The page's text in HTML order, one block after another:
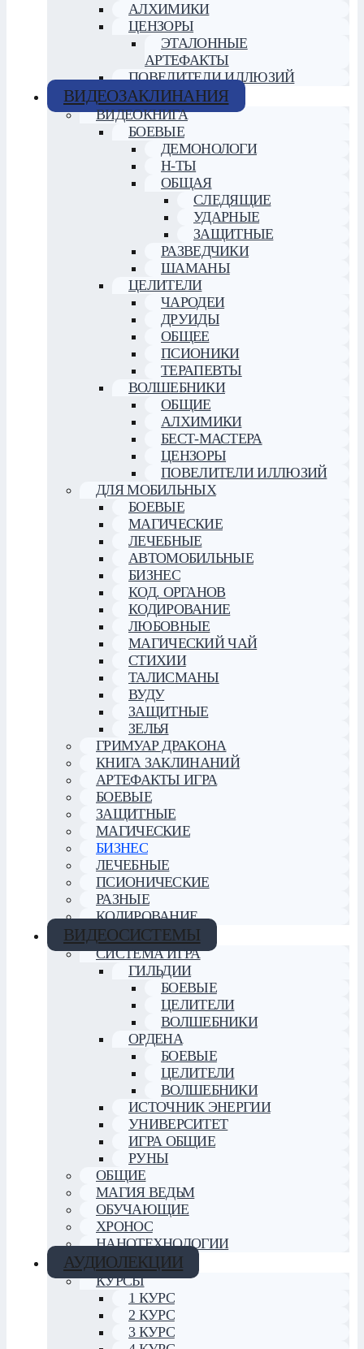
АЛХИМИКИ
ЦЕНЗОРЫ
ЭТАЛОННЫЕ
АРТЕФАКТЫ
ПОВЕЛИТЕЛИ ИЛЛЮЗИЙ
ВИДЕОЗАКЛИНАНИЯ
ВИДЕОКНИГА
БОЕВЫЕ
ДЕМОНОЛОГИ
Н-ТЫ
ОБЩАЯ
СЛЕДЯЩИЕ
УДАРНЫЕ
ЗАЩИТНЫЕ
РАЗВЕДЧИКИ
ШАМАНЫ
ЦЕЛИТЕЛИ
ЧАРОДЕИ
ДРУИДЫ
ОБЩЕЕ
ПСИОНИКИ
ТЕРАПЕВТЫ
ВОЛШЕБНИКИ
ОБЩИЕ
АЛХИМИКИ
БЕСТ-МАСТЕРА
ЦЕНЗОРЫ
ПОВЕЛИТЕЛИ ИЛЛЮЗИЙ
ДЛЯ МОБИЛЬНЫХ
БОЕВЫЕ
МАГИЧЕСКИЕ
ЛЕЧЕБНЫЕ
АВТОМОБИЛЬНЫЕ
БИЗНЕС
КОД. ОРГАНОВ
КОДИРОВАНИЕ
ЛЮБОВНЫЕ
МАГИЧЕСКИЙ ЧАЙ
СТИХИИ
ТАЛИСМАНЫ
ВУДУ
ЗАЩИТНЫЕ
ЗЕЛЬЯ
ГРИМУАР ДРАКОНА
КНИГА ЗАКЛИНАНИЙ
АРТЕФАКТЫ ИГРА
БОЕВЫЕ
ЗАЩИТНЫЕ
МАГИЧЕСКИЕ
БИЗНЕС
ЛЕЧЕБНЫЕ
ПСИОНИЧЕСКИЕ
РАЗНЫЕ
КОДИРОВАНИЕ
ВИДЕОСИСТЕМЫ
СИСТЕМА ИГРА
ГИЛЬДИИ
БОЕВЫЕ
ЦЕЛИТЕЛИ
ВОЛШЕБНИКИ
ОРДЕНА
БОЕВЫЕ
ЦЕЛИТЕЛИ
ВОЛШЕБНИКИ
ИСТОЧНИК ЭНЕРГИИ
УНИВЕРСИТЕТ
ИГРА ОБЩИЕ
РУНЫ
ОБЩИЕ
МАГИЯ ВЕДЬМ
ОБУЧАЮЩИЕ
ХРОНОС
НАНОТЕХНОЛОГИИ
АУДИОЛЕКЦИИ
КУРСЫ
1 КУРС
2 КУРС
3 КУРС